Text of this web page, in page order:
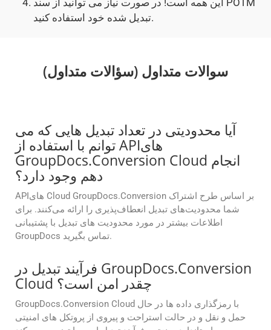
این همه است! در صورت نیاز می توانید از سند POTM
تبدیل شده خود استفاده کنید.
سوالات متداول (سؤالات متداول)
آیا محدودیتی در تعداد تبدیل هایی که می
توانم با استفاده از APIهای
GroupDocs.Conversion Cloud انجام
دهم وجود دارد؟
APIهای Cloud GroupDocs.Conversion بر اساس طرح اشتراک
شما محدودیت‌های تبدیل انعطاف‌پذیری را ارائه می‌کنند. برای
اطلاعات بیشتر در مورد محدودیت های تبدیل با پشتیبانی
GroupDocs تماس بگیرید.
فرآیند تبدیل در GroupDocs.Conversion
Cloud چقدر امن است؟
GroupDocs.Conversion Cloud با رمزگذاری داده ها در حال
حمل و نقل و در حالت استراحت و پیروی از پروتکل های امنیتی